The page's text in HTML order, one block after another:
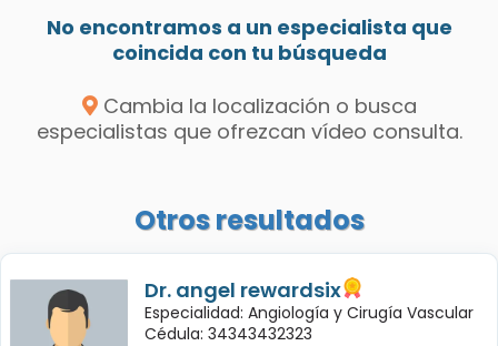
No encontramos a un especialista que
coincida con tu búsqueda
Cambia la localización o busca
especialistas que ofrezcan vídeo consulta.
Otros resultados
Dr. angel rewardsix
Especialidad: Angiología y Cirugía Vascular
Cédula: 34343432323